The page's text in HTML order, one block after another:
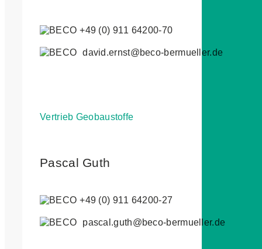
+49 (0) 911 64200-70
david.ernst@beco-bermueller.de
Vertrieb Geobaustoffe
Pascal Guth
+49 (0) 911 64200-27
pascal.guth@beco-bermueller.de